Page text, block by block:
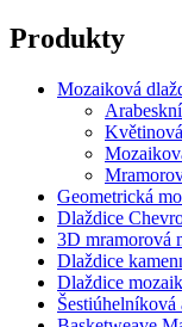
Produkty
Mozaiková
Geometrická
Dlaždice
3D mramorová
Dlaždice
Dlaždice